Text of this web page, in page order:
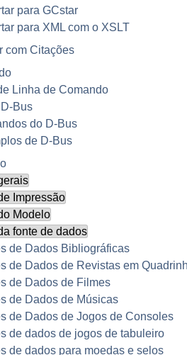
para GCstar
para XML com o XSLT
com Citações
Linha de Comando
D-Bus
do D-Bus
de D-Bus
Impressão
Modelo
fonte de dados
de Dados Bibliográficas
de Dados de Revistas em
de Dados de Filmes
de Dados de Músicas
de Dados de Jogos de Consoles
de dados de jogos de tabuleiro
de dados para moedas e selos